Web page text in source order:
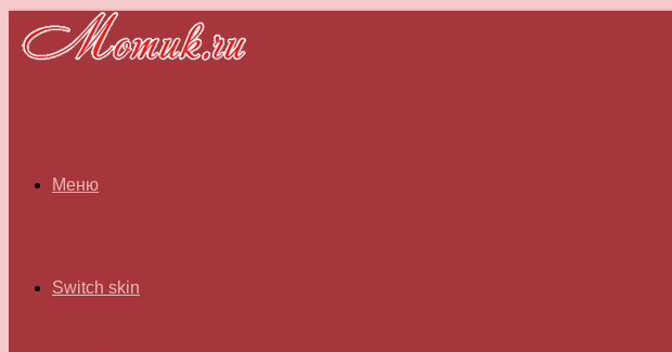
Меню
Switch skin